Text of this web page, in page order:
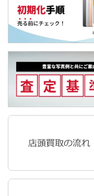
iPad Pro 11 第2世代
ZTE a1
iPad 第7世代 2019
iPad Air 第3世代
iPad mini 第5世代
iPad Pro 12.9 第3世代
iPad Pro 12.9 第2世代
LAVIE Tab
YOGA Tab
Surface
Galaxyタブ
Pixel Tab